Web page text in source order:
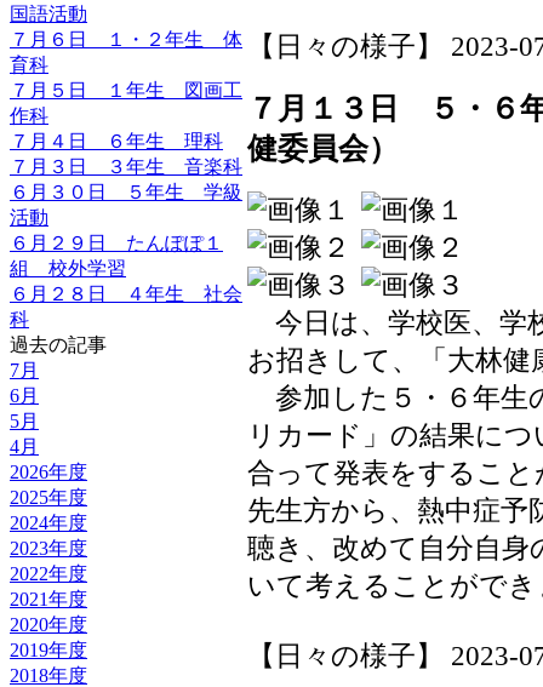
国語活動
７月６日 １・２年生 体
育科
７月５日 １年生 図画工
作科
７月４日 ６年生 理科
７月３日 ３年生 音楽科
６月３０日 ５年生 学級
活動
６月２９日 たんぽぽ１
組 校外学習
６月２８日 ４年生 社会
科
過去の記事
7月
6月
5月
4月
2026年度
2025年度
2024年度
2023年度
2022年度
2021年度
2020年度
2019年度
2018年度
【日々の様子】 2023-
７月１３日 ５・６
健委員会）
今日は、学校医、学
お招きして、「大林
参加した５・６年生
リカード」の結果に
合って発表をするこ
先生方から、熱中症
聴き、改めて自分自身
いて考えることがで
【日々の様子】 2023-